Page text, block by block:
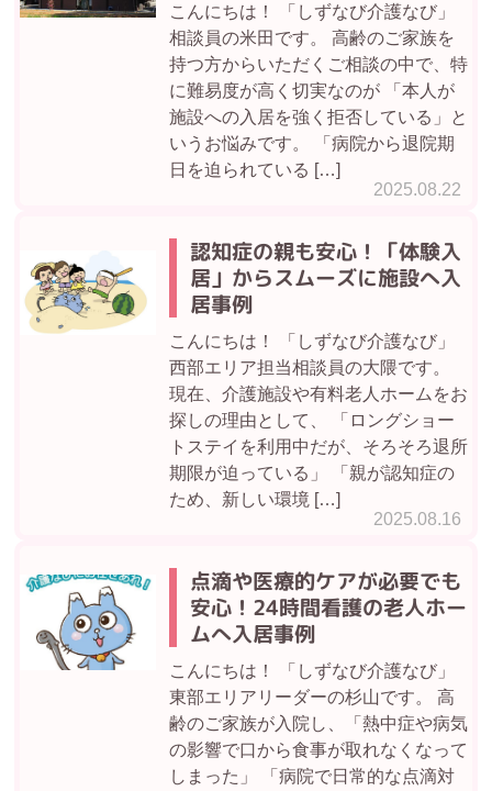
2025.08.22
こんにちは！ 「しずなび介護なび」
相談員の米田です。 高齢のご家族を
持つ方からいただくご相談の中で、特
に難易度が高く切実なのが 「本人が
施設への入居を強く拒否している」と
いうお悩みです。 「病院から退院期
日を迫られている […]
認知症の親も安心！「体験入
居」からスムーズに施設へ入
居事例
2025.08.16
こんにちは！ 「しずなび介護なび」
西部エリア担当相談員の大隈です。
現在、介護施設や有料老人ホームをお
探しの理由として、 「ロングショー
トステイを利用中だが、そろそろ退所
期限が迫っている」 「親が認知症の
ため、新しい環境 […]
点滴や医療的ケアが必要でも
安心！24時間看護の老人ホー
ムへ入居事例
こんにちは！ 「しずなび介護なび」
東部エリアリーダーの杉山です。 高
齢のご家族が入院し、「熱中症や病気
の影響で口から食事が取れなくなって
しまった」 「病院で日常的な点滴対